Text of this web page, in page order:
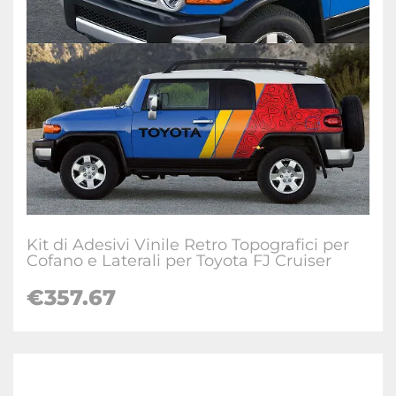
Kit di Adesivi Vinile Retro Topografici per
Cofano e Laterali per Toyota FJ Cruiser
€357.67